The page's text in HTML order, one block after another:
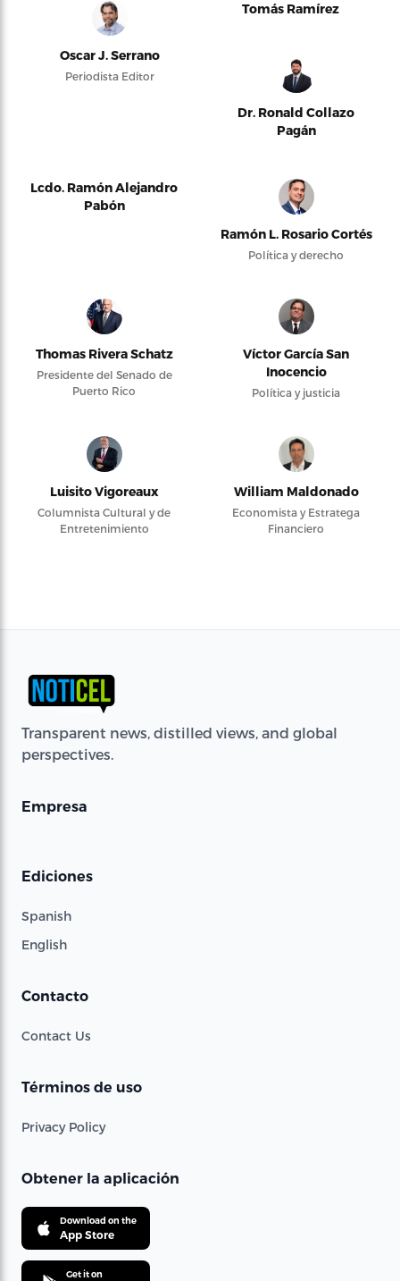
Oscar J. Serrano
Periodista Editor
Tomás Ramírez
Dr. Ronald Collazo
Pagán
Lcdo. Ramón Alejandro
Pabón
Ramón L. Rosario Cortés
Política y derecho
Thomas Rivera Schatz
Presidente del Senado de
Puerto Rico
Víctor García San
Inocencio
Política y justicia
Luisito Vigoreaux
Columnista Cultural y de
Entretenimiento
William Maldonado
Economista y Estratega
Financiero
Transparent news, distilled views, and global
perspectives.
Empresa
Ediciones
Spanish
English
Contacto
Contact Us
Términos de uso
Privacy Policy
Obtener la aplicación
Download on the
App Store
Get it on